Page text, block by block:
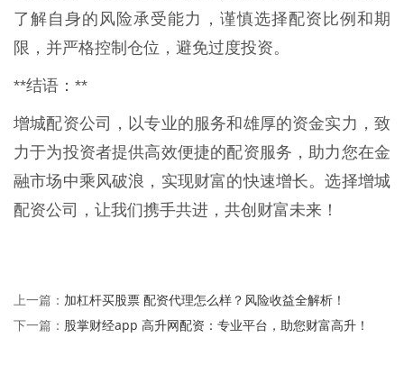
了解自身的风险承受能力，谨慎选择配资比例和期
限，并严格控制仓位，避免过度投资。
**结语：**
增城配资公司，以专业的服务和雄厚的资金实力，致
力于为投资者提供高效便捷的配资服务，助力您在金
融市场中乘风破浪，实现财富的快速增长。选择增城
配资公司，让我们携手共进，共创财富未来！
上一篇： 加杠杆买股票 配资代理怎么样？风险收益全解析！
下一篇： 股掌财经app 高升网配资：专业平台，助您财富高升！